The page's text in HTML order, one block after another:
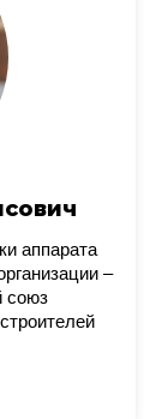
аппарата
–
союз